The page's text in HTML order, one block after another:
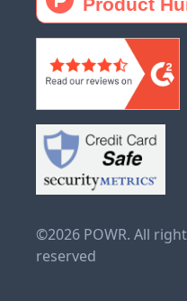
©2026 POWR. All
reserved